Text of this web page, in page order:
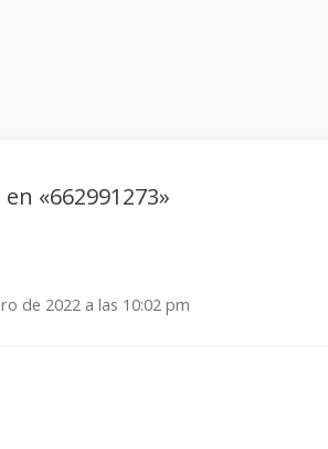
«662991273»
de 2022 a las 10:02 pm